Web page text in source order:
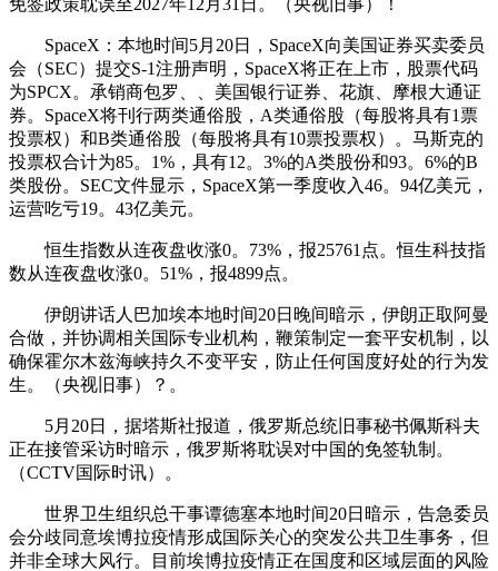
免签政策耽误至2027年12月31日。（央视旧事）！
SpaceX：本地时间5月20日，SpaceX向美国证券买卖委员
会（SEC）提交S-1注册声明，SpaceX将正在上市，股票代码
为SPCX。承销商包罗、、美国银行证券、花旗、摩根大通证
券。SpaceX将刊行两类通俗股，A类通俗股（每股将具有1票
投票权）和B类通俗股（每股将具有10票投票权）。马斯克的
投票权合计为85。1%，具有12。3%的A类股份和93。6%的B
类股份。SEC文件显示，SpaceX第一季度收入46。94亿美元，
运营吃亏19。43亿美元。
恒生指数从连夜盘收涨0。73%，报25761点。恒生科技指
数从连夜盘收涨0。51%，报4899点。
伊朗讲话人巴加埃本地时间20日晚间暗示，伊朗正取阿曼
合做，并协调相关国际专业机构，鞭策制定一套平安机制，以
确保霍尔木兹海峡持久不变平安，防止任何国度好处的行为发
生。（央视旧事）？。
5月20日，据塔斯社报道，俄罗斯总统旧事秘书佩斯科夫
正在接管采访时暗示，俄罗斯将耽误对中国的免签轨制。
（CCTV国际时讯）。
世界卫生组织总干事谭德塞本地时间20日暗示，告急委员
会分歧同意埃博拉疫情形成国际关心的突发公共卫生事务，但
并非全球大风行。目前埃博拉疫情正在国度和区域层面的风险